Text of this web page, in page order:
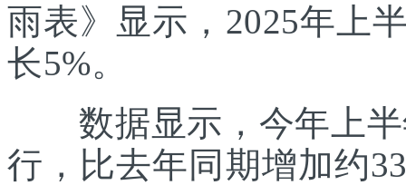
雨表》显示，2025年上
长5%。
数据显示，今年上半
行，比去年同期增加约